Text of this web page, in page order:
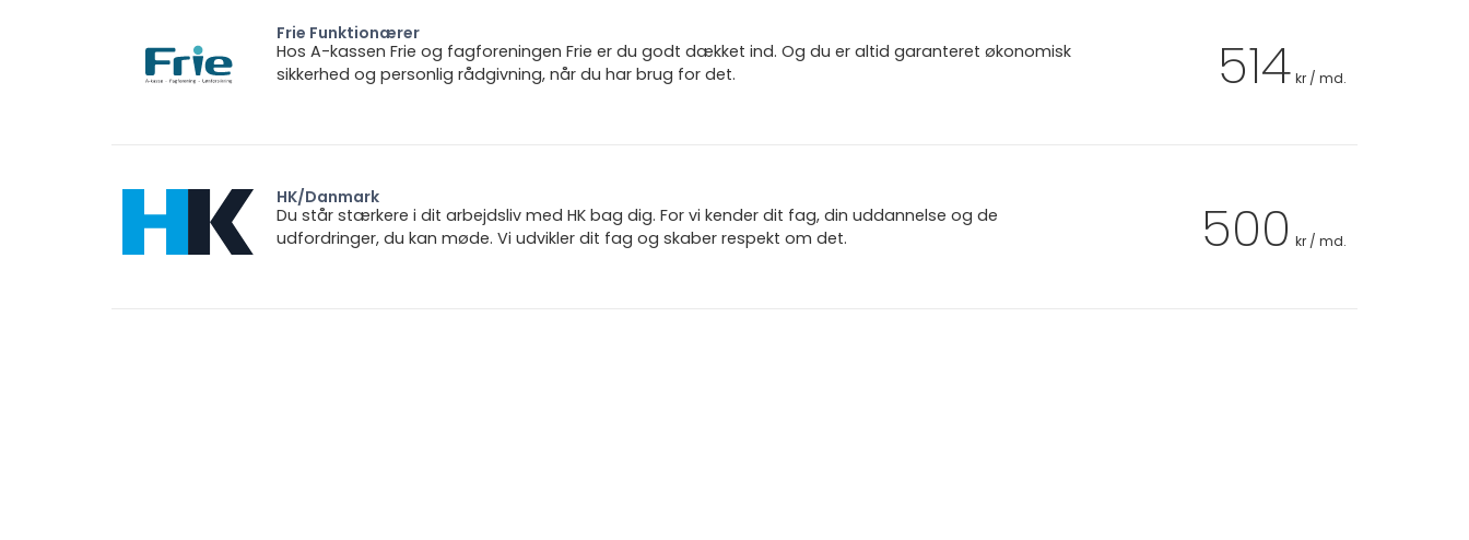
Frie Funktionærer
Hos A-kassen Frie og fagforeningen Frie er du godt dækket ind. Og du er altid garanteret økonomisk
sikkerhed og personlig rådgivning, når du har brug for det.
514 kr / md.
HK/Danmark
Du står stærkere i dit arbejdsliv med HK bag dig. For vi kender dit fag, din uddannelse og de
udfordringer, du kan møde. Vi udvikler dit fag og skaber respekt om det.
500 kr / md.